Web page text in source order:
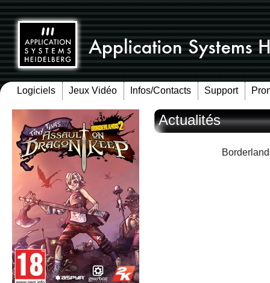
Logiciels Jeux Vidéo Infos/Contacts Support
Actualités